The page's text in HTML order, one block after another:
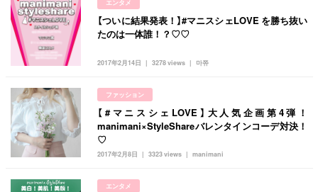
お問い合わせ
エンタメ
2017年2月14日 마쮸
3278 views
【ついに結果発表！】#マニスシェLOVE を勝ち抜い
たのは一体誰！？♡♡
ファッション
2017年2月8日 manimani
3323 views
【#マニスシェLOVE】大人気企画第4弾！
manimani×StyleShareバレンタインコーデ対決！
♡
エンタメ